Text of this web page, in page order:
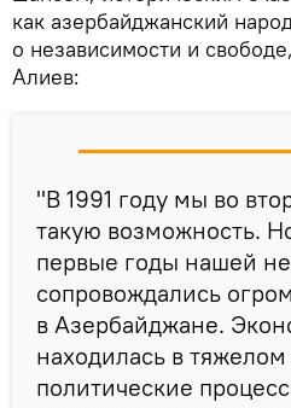
как азербайджанский
о независимости и
Алиев:
"В 1991 году мы во
такую возможность.
первые годы нашей
сопровождались
в Азербайджане.
находилась в
политические